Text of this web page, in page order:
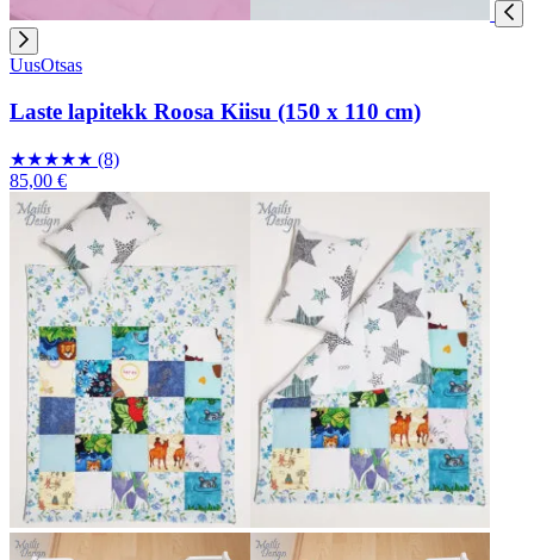
UusOtsas
Laste lapitekk Roosa Kiisu (150 x 110 cm)
★★★★★ (8)
85,00 €